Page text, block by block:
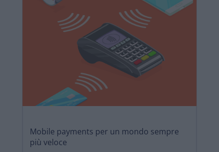
Mobile payments per un mondo sempre
più veloce